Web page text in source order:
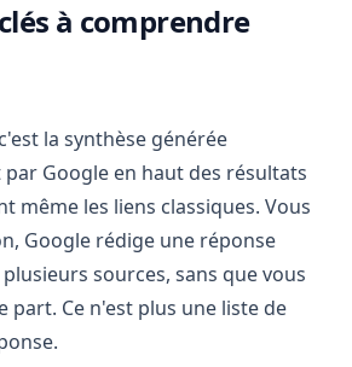
à comprendre
la synthèse générée
Google en haut des résultats
même les liens classiques. Vous
Google rédige une réponse
sources, sans que vous
part. Ce n'est plus une liste de